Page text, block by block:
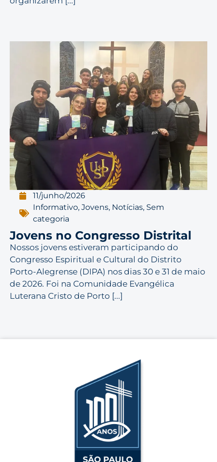
11/junho/2026
Informativo,Jovens, Notícias, Sem
categoria
Jovens no Congresso Distrital
Nossos jovens estiveram participando do
Congresso Espiritual e Cultural do Distrito
Porto-Alegrense (DIPA) nos dias 30 e 31 de maio
de 2026. Foi na Comunidade Evangélica
Luterana Cristo de Porto [...]